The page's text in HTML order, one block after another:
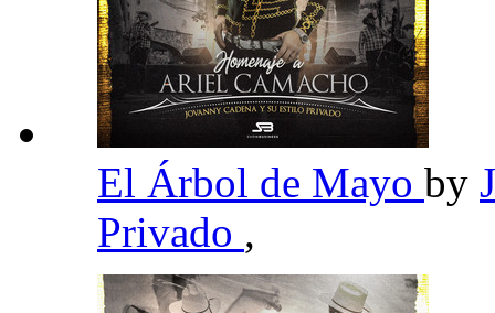
El Árbol de Mayo by
Privado ,